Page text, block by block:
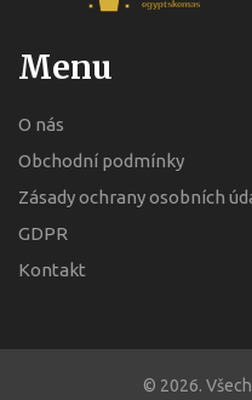
Menu
O nás
Obchodní podmínky
Zásady ochrany osobních
GDPR
Kontakt
© 2026.